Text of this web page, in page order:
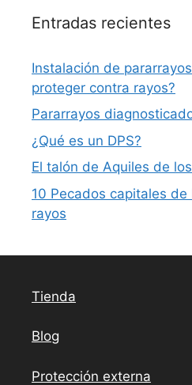
a
m
o
Entradas recientes
Instalación de
proteger contra rayos?
Pararrayos
¿Qué es un DPS?
El talón de Aquiles de
10 Pecados capitales
rayos
Tienda
Blog
Protección externa